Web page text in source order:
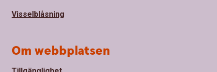
Visselblåsning
Om webbplatsen